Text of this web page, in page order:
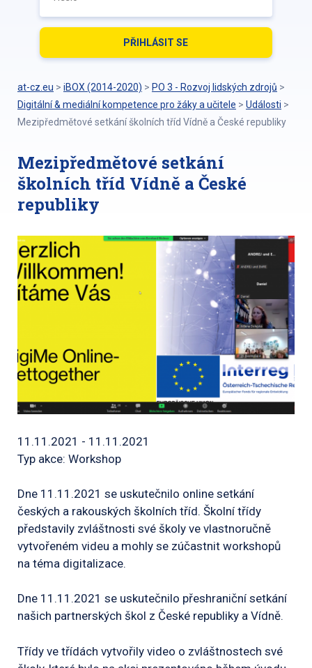
at-cz.eu > iBOX (2014-2020) > PO 3 - Rozvoj lidských zdrojů >
Digitální & mediální kompetence pro žáky a učitele > Události >
Mezipředmětové setkání školních tříd Vídně a České republiky
Mezipředmětové setkání
školních tříd Vídně a České
republiky
11.11.2021 - 11.11.2021
Typ akce: Workshop
Dne 11.11.2021 se uskutečnilo online setkání
českých a rakouských školních tříd. Školní třídy
představily zvláštnosti své školy ve vlastnoručně
vytvořeném videu a mohly se zúčastnit workshopů
na téma digitalizace.
Dne 11.11.2021 se uskutečnilo přeshraniční setkání
našich partnerských škol z České republiky a Vídně.
Třídy ve třídách vytvořily video o zvláštnostech své